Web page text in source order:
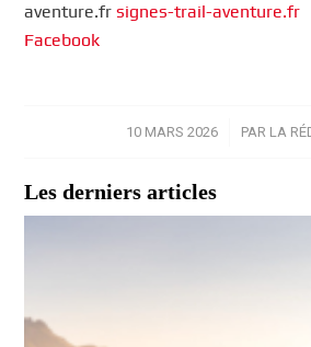
aventure.frsignes-trail-aventure.fr
Facebook
10 MARS 2026
/ PAR LA
Les derniers articles